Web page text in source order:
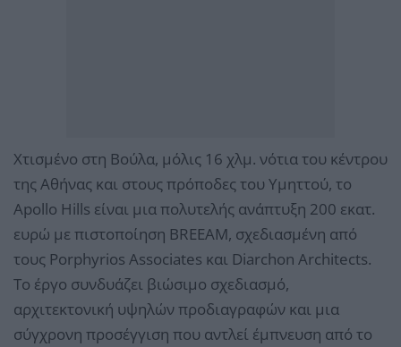
Χτισμένο στη Βούλα, μόλις 16 χλμ. νότια του κέντρου
της Αθήνας και στους πρόποδες του Υμηττού, το
Apollo Hills είναι μια πολυτελής ανάπτυξη 200 εκατ.
ευρώ με πιστοποίηση BREEAM, σχεδιασμένη από
τους Porphyrios Associates και Diarchon Architects.
Το έργο συνδυάζει βιώσιμο σχεδιασμό,
αρχιτεκτονική υψηλών προδιαγραφών και μια
σύγχρονη προσέγγιση που αντλεί έμπνευση από το